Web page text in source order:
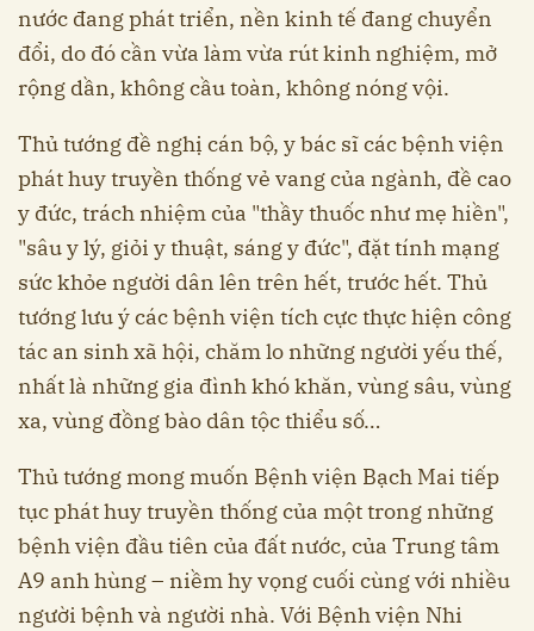
nước đang phát triển, nền kinh tế đang chuyển
đổi, do đó cần vừa làm vừa rút kinh nghiệm, mở
rộng dần, không cầu toàn, không nóng vội.
Thủ tướng đề nghị cán bộ, y bác sĩ các bệnh viện
phát huy truyền thống vẻ vang của ngành, đề cao
y đức, trách nhiệm của "thầy thuốc như mẹ hiền",
"sâu y lý, giỏi y thuật, sáng y đức", đặt tính mạng
sức khỏe người dân lên trên hết, trước hết. Thủ
tướng lưu ý các bệnh viện tích cực thực hiện công
tác an sinh xã hội, chăm lo những người yếu thế,
nhất là những gia đình khó khăn, vùng sâu, vùng
xa, vùng đồng bào dân tộc thiểu số…
Thủ tướng mong muốn Bệnh viện Bạch Mai tiếp
tục phát huy truyền thống của một trong những
bệnh viện đầu tiên của đất nước, của Trung tâm
A9 anh hùng – niềm hy vọng cuối cùng với nhiều
người bệnh và người nhà. Với Bệnh viện Nhi